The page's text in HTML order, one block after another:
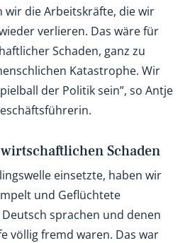
wir die Arbeitskräfte, die wir
verlieren. Das wäre für
Schaden, ganz zu
Katastrophe. Wir
der Politik sein”, so Antje
Schaden
einsetzte, haben wir
und Geflüchtete
sprachen und denen
völlig fremd waren. Das war